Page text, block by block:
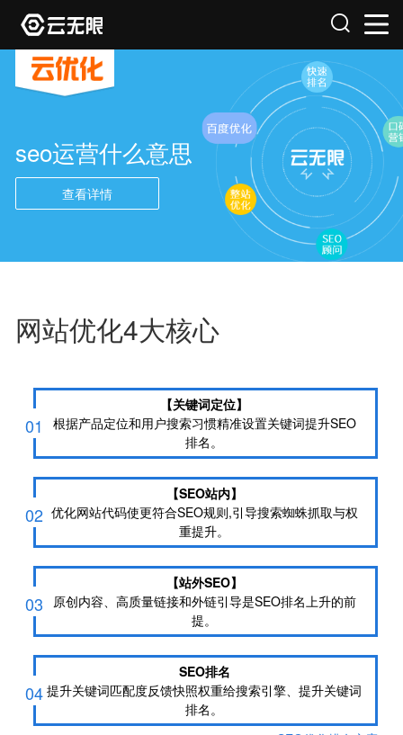
seo运营什么意思
查看详情
网站优化4大核心
01
【关键词定位】
根据产品定位和用户搜索习惯精准设置关键词提升SEO
排名。
02
【SEO站内】
优化网站代码使更符合SEO规则,引导搜索蜘蛛抓取与权
重提升。
03
【站外SEO】
原创内容、高质量链接和外链引导是SEO排名上升的前
提。
04
SEO排名
提升关键词匹配度反馈快照权重给搜索引擎、提升关键词
排名。